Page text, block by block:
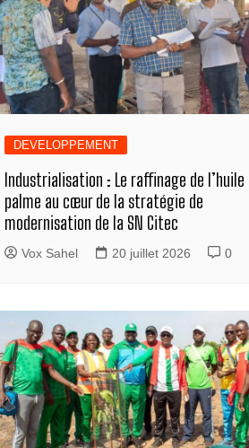
DEVELOPPEMENT
Industrialisation : Le raffinage de l’huile
palme au cœur de la stratégie de
modernisation de la SN Citec
Vox Sahel 20 juillet 2026 0